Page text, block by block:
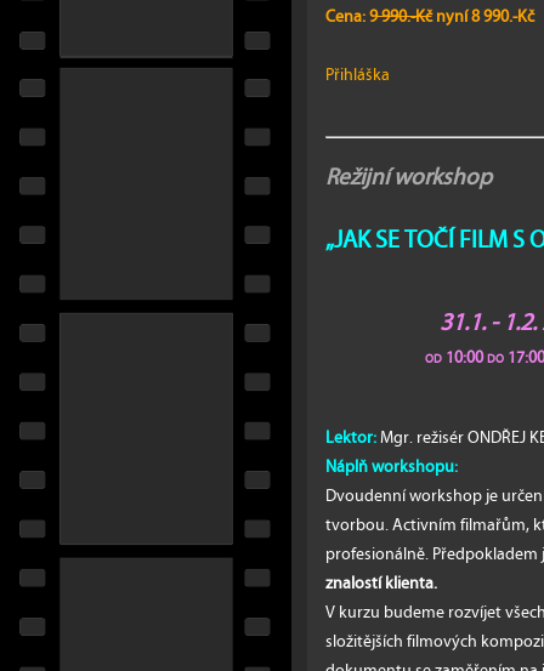
Cena: 9990.-Kčnyní 8 990.-Kč
Přihláška
Režijní workshop
„JAK SE TOČÍ FILM S
31.1. -
od 10:00 do
Lektor:Mgr. režisér ONDŘEJ
Náplň workshopu:
Dvoudenní workshop je
tvorbou. Activním filmařům,
profesionálně.
znalostí klienta.
V kurzu budeme rozvíjet
složitějších filmových